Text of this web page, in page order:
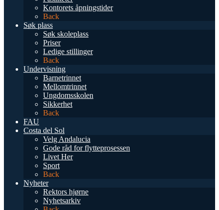
Kontorets åpningstider
Back
Søk plass
Søk skoleplass
Priser
Ledige stillinger
Back
Undervisning
Barnetrinnet
Mellomtrinnet
Ungdomsskolen
Sikkerhet
Back
FAU
Costa del Sol
Velg Andalucia
Gode råd for flytteprosessen
Livet Her
Sport
Back
Nyheter
Rektors hjørne
Nyhetsarkiv